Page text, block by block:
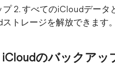
プ 2. すべてのiCloudデータ
トレージを解放できます。
のバックアッ